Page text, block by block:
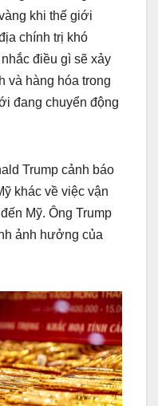
khi thế giới
chính trị khó
điều gì sẽ xảy
và hàng hóa trong
đang chuyển động
Trump cảnh báo
khác về việc vận
Mỹ. Ông Trump
ảnh hưởng của